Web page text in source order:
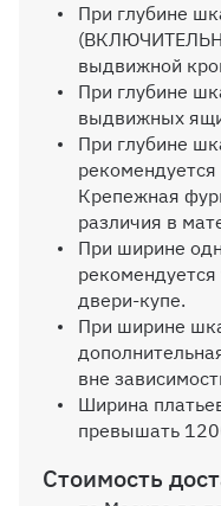
Выбрать
Выбрать
Выбрать
При глубине
выдвижной
При глубине
выдвижных
При глубине
рекомендуется
Крепежная
различия в
При ширине
двери-купе.
При ширине
вне
Ширина
превышать
Стоимость